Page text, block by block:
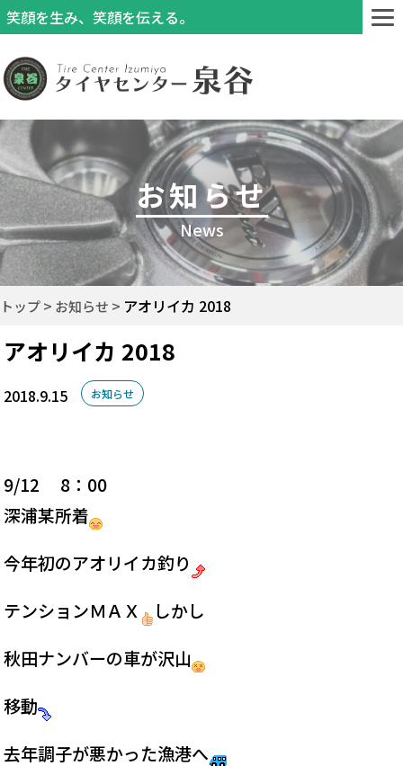
笑顔を生み、笑顔を伝える。
お知らせ
News
トップ お知らせ アオリイカ 2018
アオリイカ 2018
2018.9.15 お知らせ
9/12 8：00
深浦某所着
今年初のアオリイカ釣り
テンションＭＡＸ
しかし
秋田ナンバーの車が沢山
移動
去年調子が悪かった漁港へ